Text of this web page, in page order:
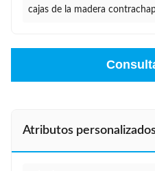
cajas de la madera
Atributos